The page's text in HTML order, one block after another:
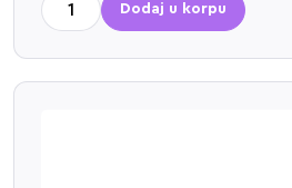
Dodaj u korpu